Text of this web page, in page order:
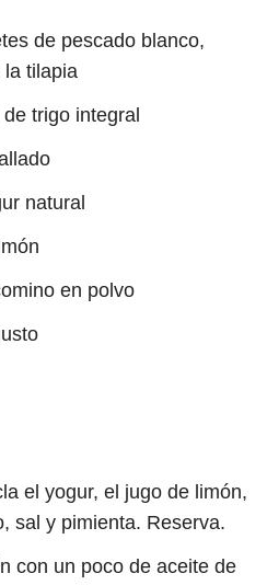
de pescado blanco,
la tilapia
trigo integral
natural
en polvo
el yogur, el jugo de limón,
sal y pimienta. Reserva.
con un poco de aceite de